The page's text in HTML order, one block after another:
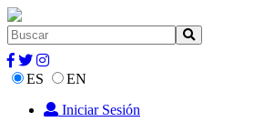
ES
EN
Iniciar Sesión